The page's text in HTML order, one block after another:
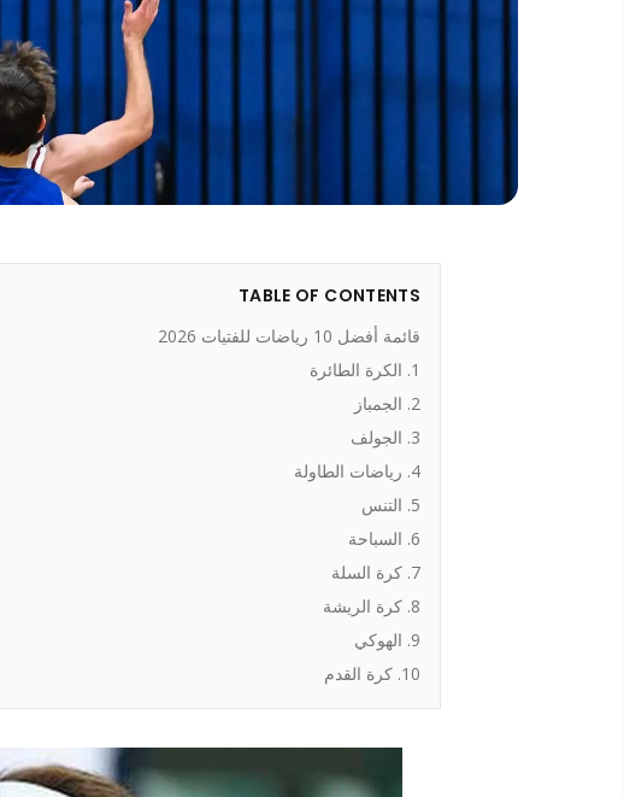
TABLE OF CONTENTS
قائمة أفضل 10 رياضات للفتيات 2026
1. الكرة الطائرة
2. الجمباز
3. الجولف
4. رياضات الطاولة
5. التنس
6. السباحة
7. كرة السلة
8. كرة الريشة
9. الهوكي
10. كرة القدم